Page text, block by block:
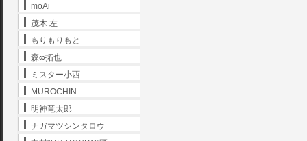
moAi
茂木 左
もりもりもと
森∞拓也
ミスター小西
MUROCHIN
明神竜太郎
ナガマツシンタロウ